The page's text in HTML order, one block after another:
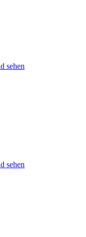
sehen
sehen